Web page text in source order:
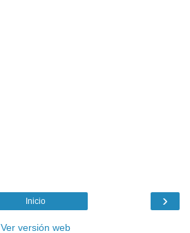
›
Inicio
Ver versión web